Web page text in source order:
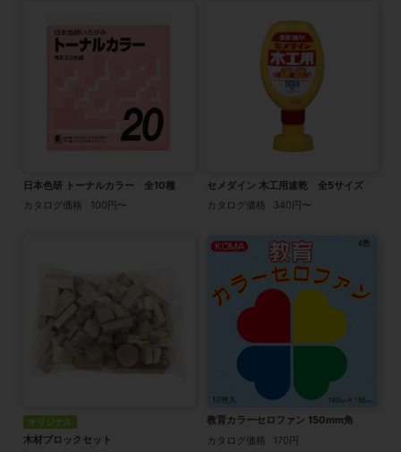
日本色研 トーナルカラー 全10種
カタログ価格
100円〜
セメダイン 木工用速乾 全5サイズ
カタログ価格
340円〜
オリジナル
木材ブロックセット
教育カラーセロファン 150mm角
カタログ価格
170円